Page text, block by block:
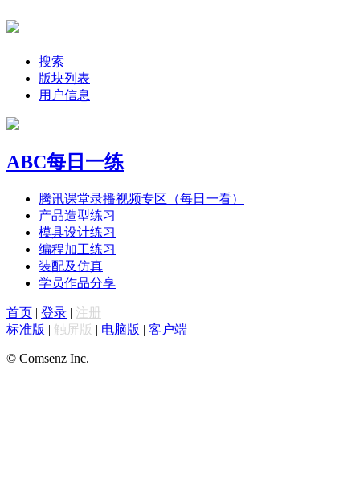
搜索
版块列表
用户信息
ABC每日一练
腾讯课堂录播视频专区（每日一看）
产品造型练习
模具设计练习
编程加工练习
装配及仿真
学员作品分享
首页 | 登录 | 注册
标准版 | 触屏版 | 电脑版 | 客户端
© Comsenz Inc.